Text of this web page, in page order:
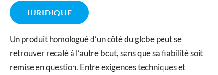
JURIDIQUE
Un produit homologué d’un côté du globe peut se
retrouver recalé à l’autre bout, sans que sa fiabilité soit
remise en question. Entre exigences techniques et